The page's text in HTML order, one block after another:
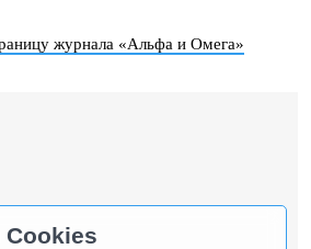
журнала «Альфа и Омега»